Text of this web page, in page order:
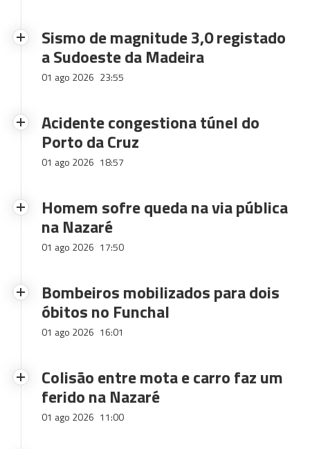
Sismo de magnitude 3,0 registado
a Sudoeste da Madeira
01 ago 2026 23:55
Acidente congestiona túnel do
Porto da Cruz
01 ago 2026 18:57
Homem sofre queda na via pública
na Nazaré
01 ago 2026 17:50
Bombeiros mobilizados para dois
óbitos no Funchal
01 ago 2026 16:01
Colisão entre mota e carro faz um
ferido na Nazaré
01 ago 2026 11:00